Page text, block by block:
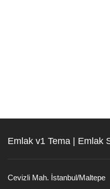
Emlak v1 Tema | Emlak
Cevizli Mah. İstanbul/Maltepe